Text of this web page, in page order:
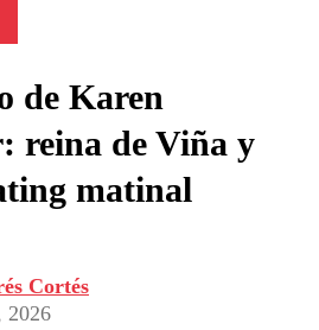
de Karen
reina de Viña y
matinal
Cortés
2026